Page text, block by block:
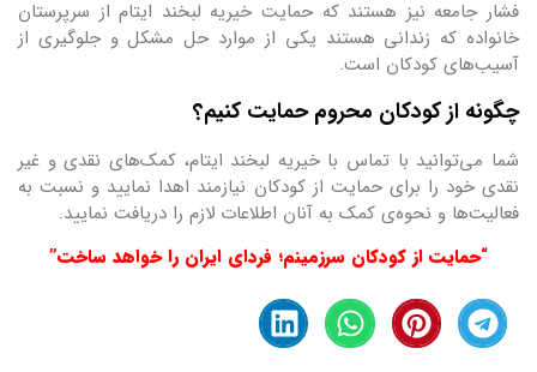
فشار جامعه نیز هستند که حمایت خیریه لبخند ایتام از سرپرستان
خانواده که زندانی هستند یکی از موارد حل مشکل و جلوگیری از
آسیب‌های کودکان است.
چگونه از کودکان محروم حمایت کنیم؟
شما می‌توانید با تماس با خیریه لبخند ایتام، کمک‌های نقدی و غیر
نقدی خود را برای حمایت از کودکان نیازمند اهدا نمایید و نسبت به
فعالیت‌ها و نحوه‌ی کمک به آنان اطلاعات لازم را دریافت نمایید.
“حمایت از کودکان سرزمینم؛ فردای ایران را خواهد ساخت”